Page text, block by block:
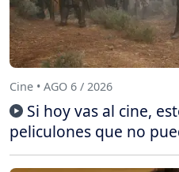
Cine • AGO 6 / 2026
Si hoy vas al cine,
peliculones que no